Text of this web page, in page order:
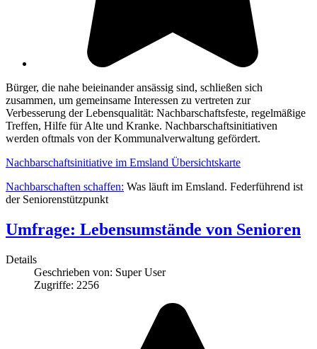
Bürger, die nahe beieinander ansässig sind, schließen sich
zusammen, um gemeinsame Interessen zu vertreten zur
Verbesserung der Lebensqualität: Nachbarschaftsfeste, regelmäßige
Treffen, Hilfe für Alte und Kranke. Nachbarschaftsinitiativen
werden oftmals von der Kommunalverwaltung gefördert.
Nachbarschaftsinitiative im Emsland Übersichtskarte
Nachbarschaften schaffen: Was läuft im Emsland. Federführend ist
der Seniorenstützpunkt
Umfrage: Lebensumstände von Senioren
Details
Geschrieben von: Super User
Zugriffe: 2256